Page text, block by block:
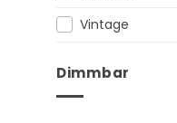
Vintage
Dimmbar